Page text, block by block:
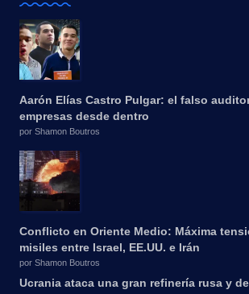
Aarón Elías Castro Pulgar: el falso
empresas desde dentro
por Shamon Boutros
Conflicto en Oriente Medio: Máxima
misiles entre Israel, EE.UU. e Irán
por Shamon Boutros
Ucrania ataca una gran refinería rusa y